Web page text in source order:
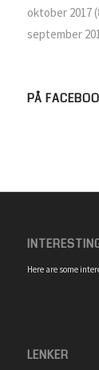
oktober 2017
september
PÅ
Here are some
LENKER